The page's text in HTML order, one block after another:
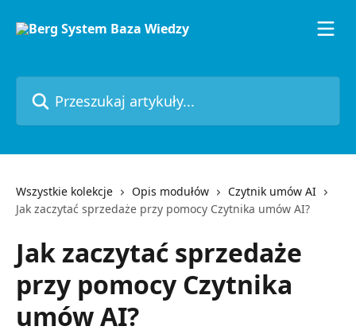
Wszystkie kolekcje Opis modułów
Czytnik umów AI
Jak zaczytać sprzedaże przy pomocy Czytnika umów AI?
Jak zaczytać sprzedaże
przy pomocy Czytnika
umów AI?